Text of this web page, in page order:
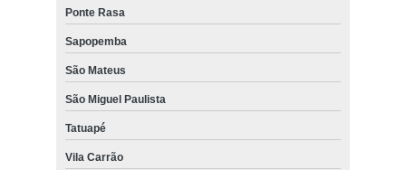
Ponte Rasa
Sapopemba
São Mateus
São Miguel Paulista
Tatuapé
Vila Carrão